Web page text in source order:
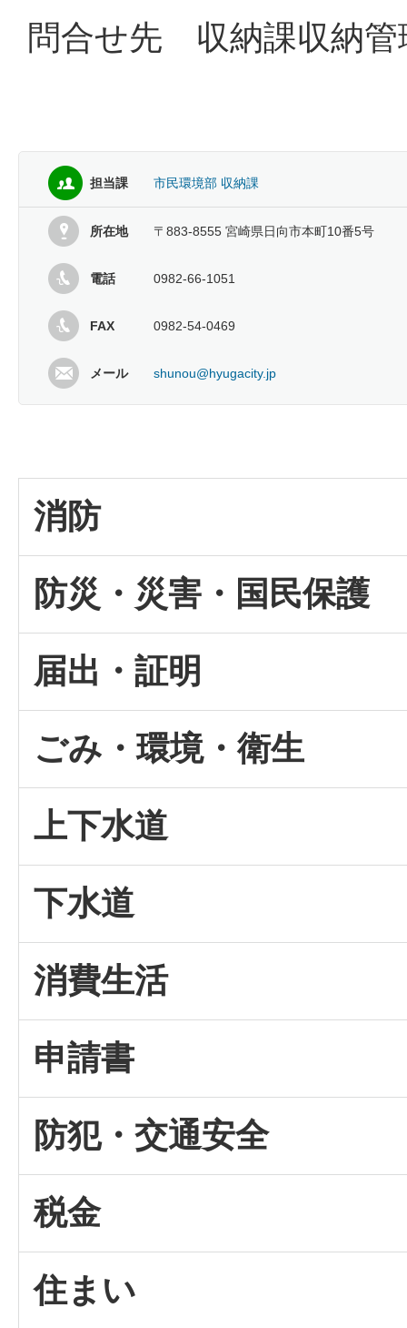
問合せ先 収納課収納管
担当課 市民環境部 収納課
所在地 〒883-8555 宮崎県日向市本町10番5号
電話 0982-66-1051
FAX 0982-54-0469
メール shunou@hyugacity.jp
消防
防災・災害・国民保護
届出・証明
ごみ・環境・衛生
上下水道
下水道
消費生活
申請書
防犯・交通安全
税金
住まい